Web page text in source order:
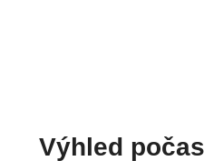
Výhled